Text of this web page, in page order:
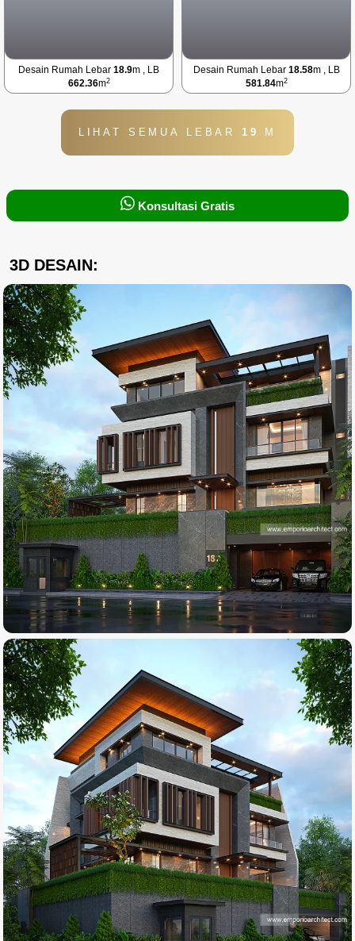
Desain Rumah Lebar 18.9m , LB
662.36m2
Desain Rumah Lebar 18.58m , LB
581.84m2
LIHAT SEMUA LEBAR 19 M
Konsultasi Gratis
3D DESAIN: